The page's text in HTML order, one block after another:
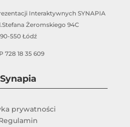
Interaktywnych SYNAPIA
Żeromskiego 94C
90-550 Łódź
728 18 35 609
Synapia
prywatności